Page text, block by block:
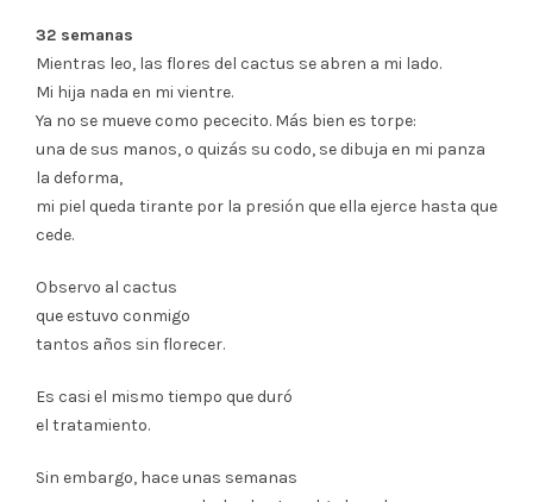
32 semanas
Mientras leo, las flores del cactus se abren a mi lado.
Mi hija nada en mi vientre.
Ya no se mueve como pececito. Más bien es torpe:
una de sus manos, o quizás su codo, se dibuja en mi panza
la deforma,
mi piel queda tirante por la presión que ella ejerce hasta que
cede.
Observo al cactus
que estuvo conmigo
tantos años sin florecer.
Es casi el mismo tiempo que duró
el tratamiento.
Sin embargo, hace unas semanas